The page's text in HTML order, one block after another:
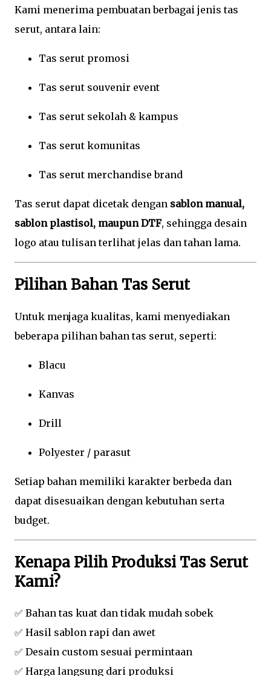
Kami menerima pembuatan berbagai jenis tas
serut, antara lain:
Tas serut promosi
Tas serut souvenir event
Tas serut sekolah & kampus
Tas serut komunitas
Tas serut merchandise brand
Tas serut dapat dicetak dengan sablon manual,
sablon plastisol, maupun DTF, sehingga desain
logo atau tulisan terlihat jelas dan tahan lama.
Pilihan Bahan Tas Serut
Untuk menjaga kualitas, kami menyediakan
beberapa pilihan bahan tas serut, seperti:
Blacu
Kanvas
Drill
Polyester / parasut
Setiap bahan memiliki karakter berbeda dan
dapat disesuaikan dengan kebutuhan serta
budget.
Kenapa Pilih Produksi Tas Serut
Kami?
✅ Bahan tas kuat dan tidak mudah sobek
✅ Hasil sablon rapi dan awet
✅ Desain custom sesuai permintaan
✅ Harga langsung dari produksi